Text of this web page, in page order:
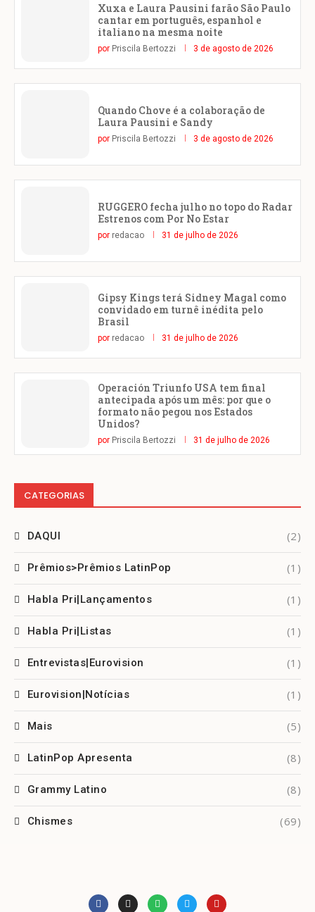
Xuxa e Laura Pausini farão São Paulo
cantar em português, espanhol e
italiano na mesma noite
por Priscila Bertozzi 3 de agosto de 2026
Quando Chove é a colaboração de
Laura Pausini e Sandy
por Priscila Bertozzi 3 de agosto de 2026
RUGGERO fecha julho no topo do Radar
Estrenos com Por No Estar
por redacao 31 de julho de 2026
Gipsy Kings terá Sidney Magal como
convidado em turnê inédita pelo
Brasil
por redacao 31 de julho de 2026
Operación Triunfo USA tem final
antecipada após um mês: por que o
formato não pegou nos Estados
Unidos?
por Priscila Bertozzi 31 de julho de 2026
CATEGORIAS
DAQUI (2)
Prêmios>Prêmios LatinPop (1)
Habla Pri|Lançamentos (1)
Habla Pri|Listas (1)
Entrevistas|Eurovision (1)
Eurovision|Notícias (1)
Mais (5)
LatinPop Apresenta (8)
Grammy Latino (8)
Chismes (69)